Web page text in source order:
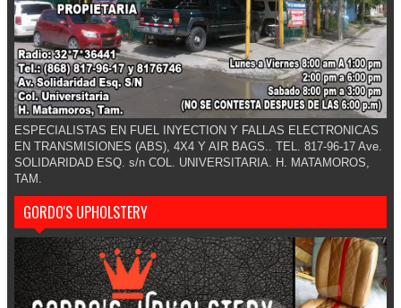
ESPECIALISTAS EN FUEL INYECTION Y FALLAS ELECTRONICAS
EN TRANSMISIONES (ABS), 4X4 Y AIR BAGS.. TEL. 817-96-17 Ave.
SOLIDARIDAD ESQ. s/n COL. UNIVERSITARIA. H. MATAMOROS,
TAM.
GORDO'S UPHOLSTERY